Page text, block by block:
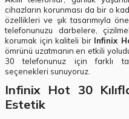
cihazların korunması da bir o
özellikleri ve şık tasarımıyla
telefonunuzu darbelere,
korumak için kaliteli bir Infinix
ömrünü uzatmanın en etkili
30 telefonunuz için farklı
seçenekleri sunuyoruz.
Infinix Hot 30
Estetik